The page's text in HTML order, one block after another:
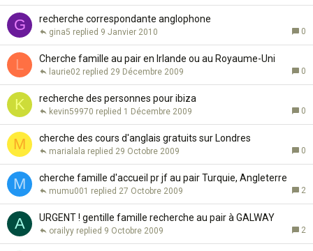
G recherche correspondante anglophone
0
9 Janvier 2010
gina5
L Cherche famille au pair en Irlande ou au Royaume-Uni
0
29 Décembre 2009
laurie02
K recherche des personnes pour ibiza
0
1 Décembre 2009
kevin59970
M cherche des cours d'anglais gratuits sur Londres
0
29 Octobre 2009
marialala
M cherche famille d'accueil pr jf au pair Turquie, Angleterre
2
27 Octobre 2009
mumu001
A URGENT ! gentille famille recherche au pair à GALWAY
2
9 Octobre 2009
orailyy